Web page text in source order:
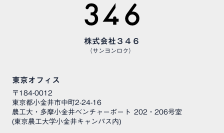
株式会社３４６
（サンヨンロク）
東京オフィス
〒184-0012
東京都小金井市中町2-24-16
農工大・多摩小金井ベンチャーポート 202・206号室
(東京農工大学小金井キャンパス内)